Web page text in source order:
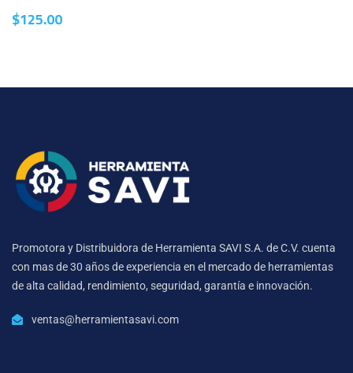
$125.00
Promotora y Distribuidora de Herramienta SAVI S.A. de C.V. cuenta
con mas de 30 años de experiencia en el mercado de herramientas
de alta calidad, rendimiento, seguridad, garantía e innovación.
ventas@herramientasavi.com